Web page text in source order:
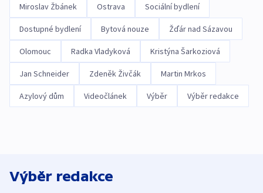
Miroslav Žbánek Ostrava Sociální bydlení
Dostupné bydlení Bytová nouze Žďár nad Sázavou
Olomouc Radka Vladyková Kristýna Šarkoziová
Jan Schneider Zdeněk Živčák Martin Mrkos
Azylový dům Videočlánek Výběr Výběr redakce
Výběr redakce